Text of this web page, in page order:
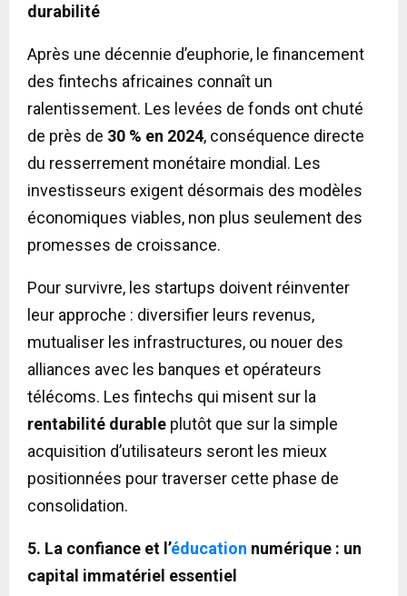
durabilité
Après une décennie d’euphorie, le financement
des fintechs africaines connaît un
ralentissement. Les levées de fonds ont chuté
de près de 30 % en 2024, conséquence directe
du resserrement monétaire mondial. Les
investisseurs exigent désormais des modèles
économiques viables, non plus seulement des
promesses de croissance.
Pour survivre, les startups doivent réinventer
leur approche : diversifier leurs revenus,
mutualiser les infrastructures, ou nouer des
alliances avec les banques et opérateurs
télécoms. Les fintechs qui misent sur la
rentabilité durable plutôt que sur la simple
acquisition d’utilisateurs seront les mieux
positionnées pour traverser cette phase de
consolidation.
5. La confiance et l’éducation numérique : un
capital immatériel essentiel